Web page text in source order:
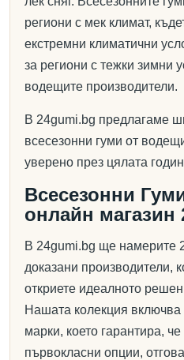
региони с мек климат,
екстремни климатични
за региони с тежки зимни
водещите производители.
В 24gumi.bg предлагаме
всесезонни гуми от
уверено през цялата
Всесезонни
онлайн магазин
В 24gumi.bg ще намерите
доказани производители,
откриете идеалното
Нашата колекция включва
марки, което гарантира,
първокласни опции,